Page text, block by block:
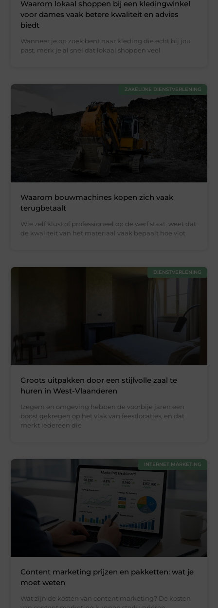
Waarom lokaal shoppen bij een kledingwinkel
voor dames vaak betere kwaliteit en advies
biedt
Wanneer je op zoek bent naar kleding die echt bij jou
past, merk je al snel dat lokaal shoppen veel
ZAKELIJKE DIENSTVERLENING
Waarom bouwmachines kopen zich vaak
terugbetaalt
Wie zelf klust of professioneel op de werf staat, weet dat
de kwaliteit van het materiaal vaak bepaalt hoe vlot
DIENSTVERLENING
Groots uitpakken door een stijlvolle zaal te
huren in West-Vlaanderen
Izegem en omgeving hebben de voorbije jaren een
boost gekregen op het vlak van feestlocaties, en dat
merkt iedereen die
INTERNET MARKETING
Content marketing prijzen en pakketten: wat je
moet weten
Wat zijn de kosten van content marketing? De kosten